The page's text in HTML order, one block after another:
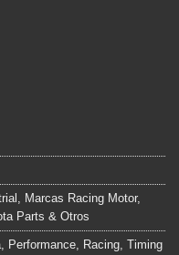
, Marcas Racing Motor,
Parts & Otros
, Performance, Racing, Timing